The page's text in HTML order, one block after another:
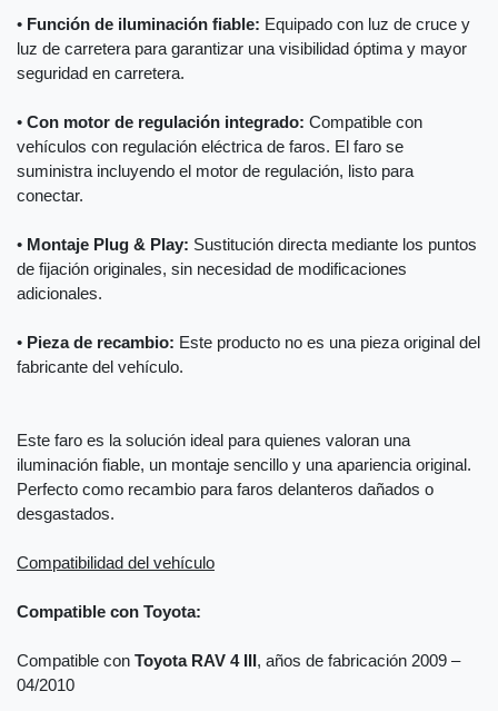
• Función de iluminación fiable: Equipado con luz de cruce y
luz de carretera para garantizar una visibilidad óptima y mayor
seguridad en carretera.
• Con motor de regulación integrado: Compatible con
vehículos con regulación eléctrica de faros. El faro se
suministra incluyendo el motor de regulación, listo para
conectar.
• Montaje Plug & Play: Sustitución directa mediante los puntos
de fijación originales, sin necesidad de modificaciones
adicionales.
• Pieza de recambio: Este producto no es una pieza original del
fabricante del vehículo.
Este faro es la solución ideal para quienes valoran una
iluminación fiable, un montaje sencillo y una apariencia original.
Perfecto como recambio para faros delanteros dañados o
desgastados.
Compatibilidad del vehículo
Compatible con Toyota:
Compatible con Toyota RAV 4 III , años de fabricación 2009 –
04/2010